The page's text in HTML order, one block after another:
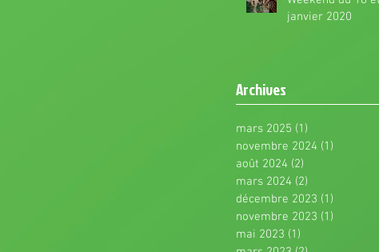
janvier 2020
Archives
mars 2025 (1)
novembre 2024 (1)
août 2024 (2)
mars 2024 (2)
décembre 2023 (1)
novembre 2023 (1)
mai 2023 (1)